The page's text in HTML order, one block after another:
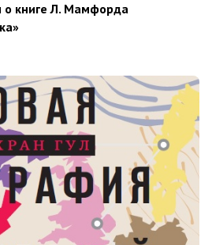
о книге Л. Мамфорда